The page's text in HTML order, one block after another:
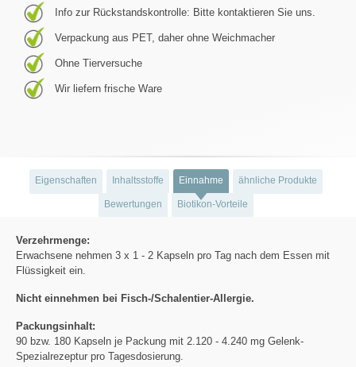
Info zur Rückstandskontrolle: Bitte kontaktieren Sie uns.
Verpackung aus PET, daher ohne Weichmacher
Ohne Tierversuche
Wir liefern frische Ware
Eigenschaften Inhaltsstoffe Einnahme ähnliche Produkte
Bewertungen Biotikon-Vorteile
Verzehrmenge:
Erwachsene nehmen 3 x 1 - 2 Kapseln pro Tag nach dem Essen mit
Flüssigkeit ein.
Nicht einnehmen bei Fisch-/Schalentier-Allergie.
Packungsinhalt:
90 bzw. 180 Kapseln je Packung mit 2.120 - 4.240 mg Gelenk-
Spezialrezeptur pro Tagesdosierung.